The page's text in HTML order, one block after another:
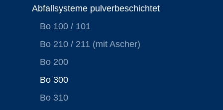
Abfallsysteme pulverbeschichtet
Bo 100 / 101
Bo 210 / 211 (mit Ascher)
Bo 200
Bo 300
Bo 310